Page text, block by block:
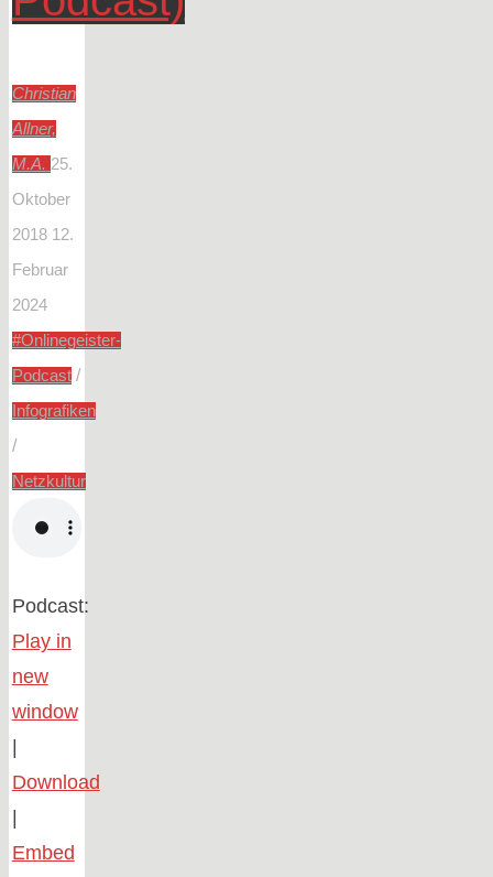
Christian
Allner,
M.A. 25.
Oktober
2018 12.
Februar
2024
#Onlinegeister-
Podcast/
Infografiken
/
Netzkultur
Podcast:
Play in
new
window
Download
Embed